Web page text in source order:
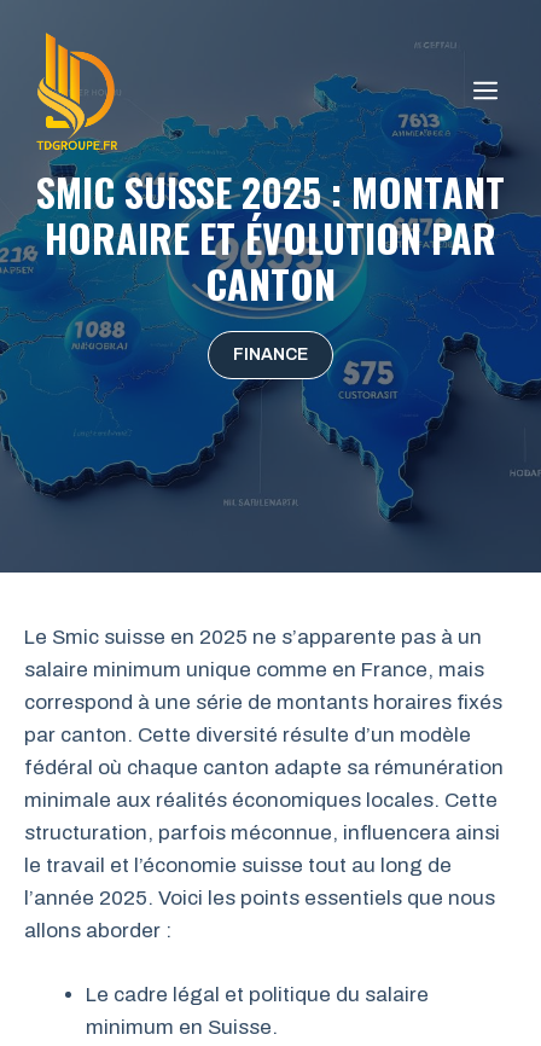
contenu
SMIC SUISSE 2025 : MONTANT
HORAIRE ET ÉVOLUTION PAR
CANTON
FINANCE
Le Smic suisse en 2025 ne s’apparente pas à un
salaire minimum unique comme en France, mais
correspond à une série de montants horaires fixés
par canton. Cette diversité résulte d’un modèle
fédéral où chaque canton adapte sa rémunération
minimale aux réalités économiques locales. Cette
structuration, parfois méconnue, influencera ainsi
le travail et l’économie suisse tout au long de
l’année 2025. Voici les points essentiels que nous
allons aborder :
Le cadre légal et politique du salaire
minimum en Suisse.